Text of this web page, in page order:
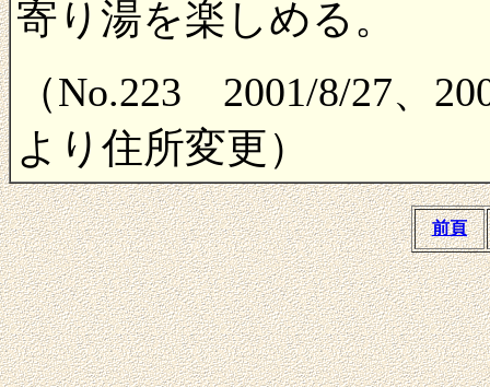
寄り湯を楽しめる。
（No.223 2001/8/27、
より住所変更）
前頁